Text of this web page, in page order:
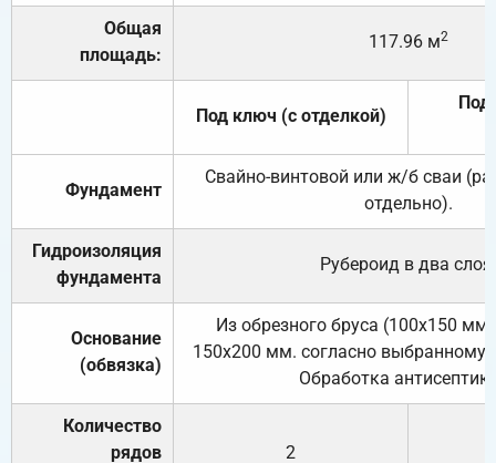
Общая
площадь:
117.96 м2
Под ключ (с отделкой)
Под
Фундамент
Свайно-винтовой или ж/б сваи
отдельно).
Гидроизоляция
фундамента
Рубероид в два слоя.
Основание
(обвязка)
Из обрезного бруса (100х150
150х200 мм. согласно выбранному
Обработка
Количество
рядов
2